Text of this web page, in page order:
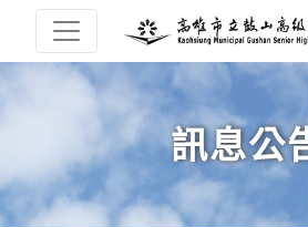
訊息公